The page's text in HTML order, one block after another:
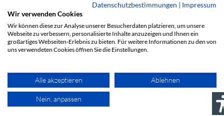
Datenschutzbestimmungen | Impressum
Wir verwenden Cookies
Wir können diese zur Analyse unserer Besucherdaten platzieren, um unsere
Webseite zu verbessern, personalisierte Inhalte anzuzeigen und Ihnen ein
großartiges Webseiten-Erlebnis zu bieten. Für weitere Informationen zu den von
uns verwendeten Cookies öffnen Sie die Einstellungen.
Alle akzeptieren Ablehnen
Nein, anpassen